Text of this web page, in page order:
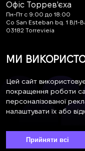
Офіс Торрев'єха
Пн-Пт с 9:00 до 18:00
Co San Esteban bq. 1 B/1-
03182 Torrevieja
life.estate
Підпишіться на наші
МИ
Цей сайт
покращення роботи
персоналізованої
налаштувати їх або
Прийняти всі